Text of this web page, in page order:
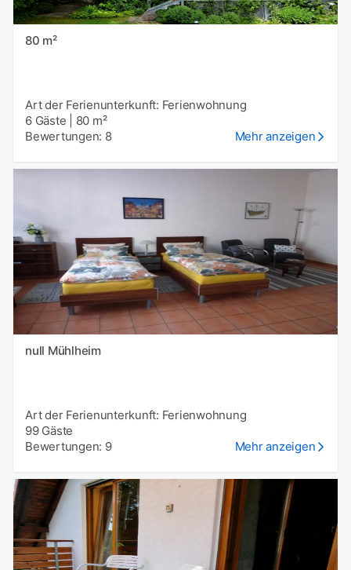
80 m²
Art der Ferienunterkunft: Ferienwohnung
6 Gäste
80 m²
Bewertungen: 8
Mehr anzeigen
null Mühlheim
Art der Ferienunterkunft: Ferienwohnung
99 Gäste
Bewertungen: 9
Mehr anzeigen